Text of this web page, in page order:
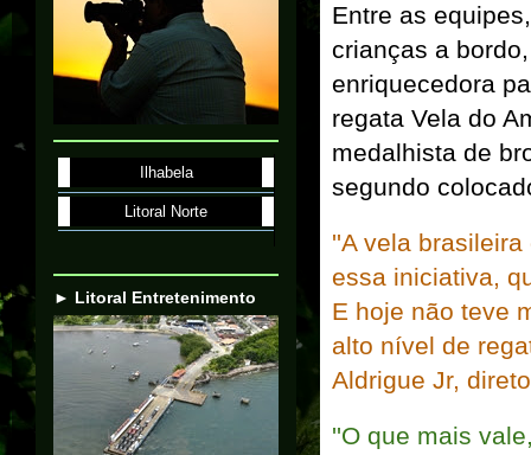
Entre as
crianças a
enriquecedora
regata Vela do
medalhista de
segundo
''A vela
essa iniciativa,
E hoje não teve
alto nível de
Aldrigue Jr,
''O que mais
Ilhabela
Litoral Norte
► Litoral Entretenimento